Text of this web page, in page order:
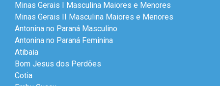
Minas Gerais I Masculina Maiores e Menores
Minas Gerais II Masculina Maiores e Menores
Antonina no Paraná Masculino
Antonina no Paraná Feminina
Atibaia
Bom Jesus dos Perdões
Cotia